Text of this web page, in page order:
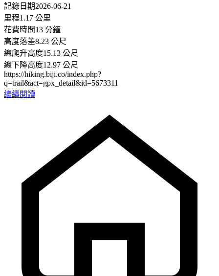
記錄日期2026-06-21
里程1.17 公里
花費時間13 分鐘
高度落差8.23 公尺
總爬升高度15.13 公尺
總下降高度12.97 公尺
https://hiking.biji.co/index.php?
q=trail&act=gpx_detail&id=5673311
繼續閱讀